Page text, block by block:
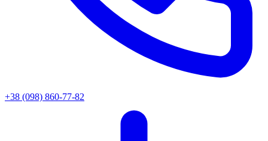
+38 (098) 860-77-82